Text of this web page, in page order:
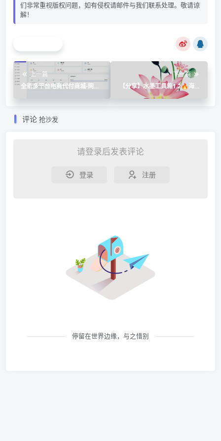
们非常重视版权问题，如有侵权请邮件与我们联系处理。敬请谅
解！
上一篇
全新多平台电商代付商城-网恋
下一篇
【分享】水墨工具箱1.2🔥海量
工具🛠️大量网址导航和娱乐小
评论 抢沙发
请登录后发表评论
登录 注册
停留在世界边缘，与之惜别